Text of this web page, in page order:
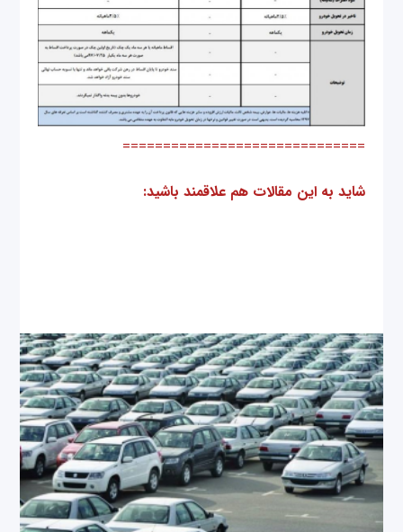
==============================
شاید به این مقالات هم علاقمند باشید: